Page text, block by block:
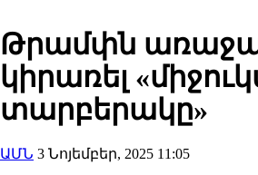
Թրամփն
կիրառել
տարբերակը»
ԱՄՆ 3 Նոյեմբեր, 2025 11:05